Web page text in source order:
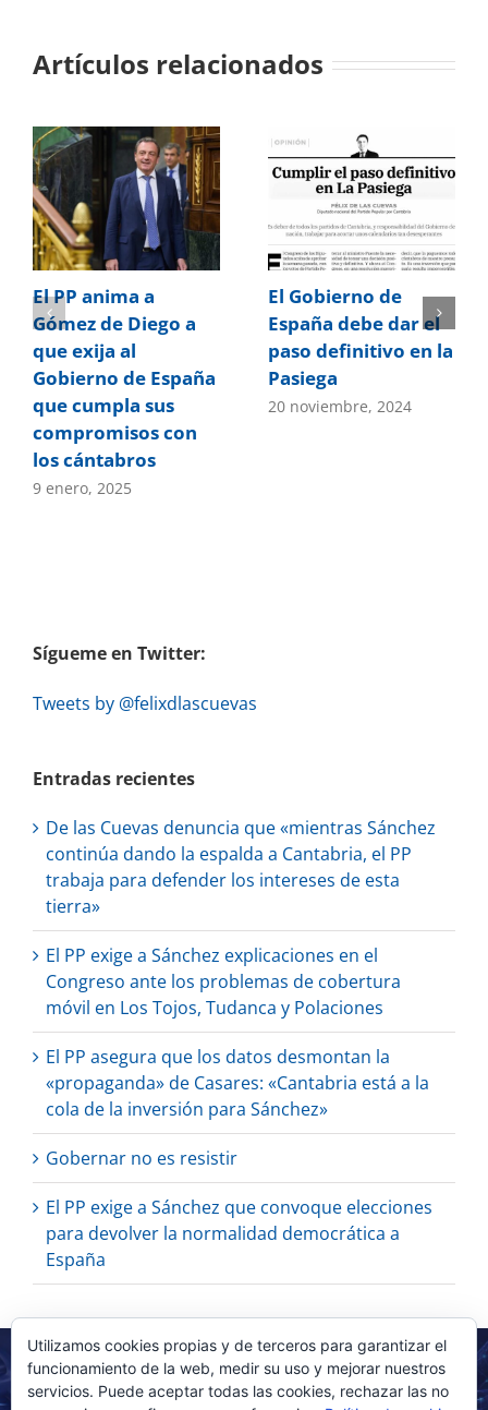
Artículos relacionados
El PP anima a
Gómez de Diego a
que exija al
Gobierno de España
que cumpla sus
compromisos con
los cántabros
9 enero, 2025
El Gobierno de
España debe dar el
paso definitivo en la
Pasiega
20 noviembre, 2024
Sígueme en Twitter:
Tweets by @felixdlascuevas
Entradas recientes
De las Cuevas denuncia que «mientras Sánchez
continúa dando la espalda a Cantabria, el PP
trabaja para defender los intereses de esta
tierra»
El PP exige a Sánchez explicaciones en el
Congreso ante los problemas de cobertura
móvil en Los Tojos, Tudanca y Polaciones
El PP asegura que los datos desmontan la
«propaganda» de Casares: «Cantabria está a la
cola de la inversión para Sánchez»
Gobernar no es resistir
El PP exige a Sánchez que convoque elecciones
para devolver la normalidad democrática a
España
Utilizamos cookies propias y de terceros para garantizar el
funcionamiento de la web, medir su uso y mejorar nuestros
servicios. Puede aceptar todas las cookies, rechazar las no